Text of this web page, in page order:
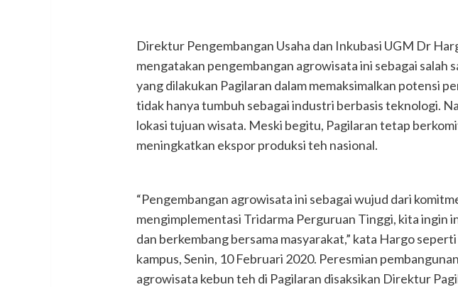
Direktur Pengembangan Usaha dan Inkubasi UGM Dr
mengatakan pengembangan agrowisata ini sebagai salah
yang dilakukan Pagilaran dalam memaksimalkan potensi
tidak hanya tumbuh sebagai industri berbasis teknologi.
lokasi tujuan wisata. Meski begitu, Pagilaran tetap
meningkatkan ekspor produksi teh nasional.
“Pengembangan agrowisata ini sebagai wujud dari
mengimplementasi Tridarma Perguruan Tinggi, kita ingin
dan berkembang bersama masyarakat,” kata Hargo
kampus, Senin, 10 Februari 2020. Peresmian
agrowisata kebun teh di Pagilaran disaksikan Direktur